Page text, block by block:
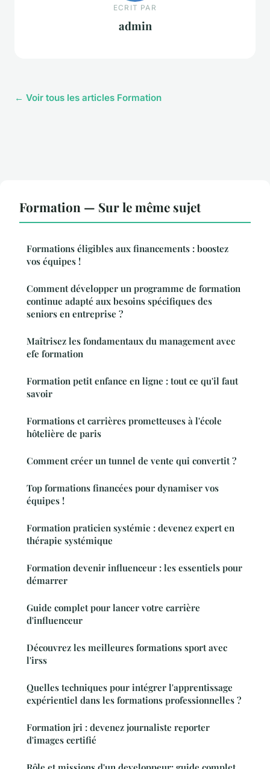
ECRIT PAR
admin
← Voir tous les articles Formation
Formation — Sur le même sujet
Formations éligibles aux financements : boostez
vos équipes !
Comment développer un programme de formation
continue adapté aux besoins spécifiques des
seniors en entreprise ?
Maîtrisez les fondamentaux du management avec
efe formation
Formation petit enfance en ligne : tout ce qu'il faut
savoir
Formations et carrières prometteuses à l'école
hôtelière de paris
Comment créer un tunnel de vente qui convertit ?
Top formations financées pour dynamiser vos
équipes !
Formation praticien systémie : devenez expert en
thérapie systémique
Formation devenir influenceur : les essentiels pour
démarrer
Guide complet pour lancer votre carrière
d'influenceur
Découvrez les meilleures formations sport avec
l'irss
Quelles techniques pour intégrer l'apprentissage
expérientiel dans les formations professionnelles ?
Formation jri : devenez journaliste reporter
d'images certifié